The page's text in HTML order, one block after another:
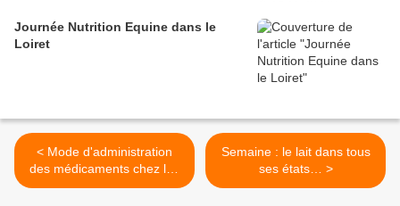
Journée Nutrition Equine dans le
Loiret
< Mode d'administration
des médicaments chez les
oiseaux
Semaine : le lait dans tous
ses états… >